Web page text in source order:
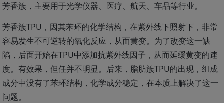
芳香族，主要用于光学仪器、医疗、航天、车品等行业。
芳香族TPU，因其苯环的化学结构，在紫外线下照射下，非常
容易发生不可逆转的氧化反应，从而黄变。为了改变这一缺
陷，后面开始在TPU中添加抗紫外线因子，从而延缓黄变的速
度。有效果，但任并不明显。后来，脂肪族TPU的出现，组成
成分中没有了苯环结构，化学成分稳定，在本质上解决了这一
问题。